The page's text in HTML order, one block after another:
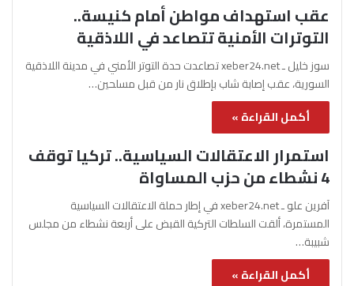
عقب استهداف مواطن أمام كنيسة..
التوترات الأمنية تتصاعد في اللاذقية
سوز خليل ـ xeber24.net تصاعدت حدة التوتر الأمني في مدينة اللاذقية
السورية، عقب إصابة شاب بإطلاق نار من قبل مسلحين…
أكمل القراءة »
استمرار الاعتقالات السياسية.. تركيا توقف
4 نشطاء من حزب المساواة
آفرين علو ـ xeber24.net في إطار حملة الاعتقالات السياسية
المستمرة، ألقت السلطات التركية القبض على أربعة نشطاء من مجلس
شبيبة…
أكمل القراءة »